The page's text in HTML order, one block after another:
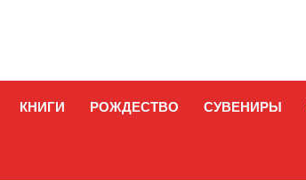
КНИГИ РОЖДЕСТВО СУВЕНИРЫ